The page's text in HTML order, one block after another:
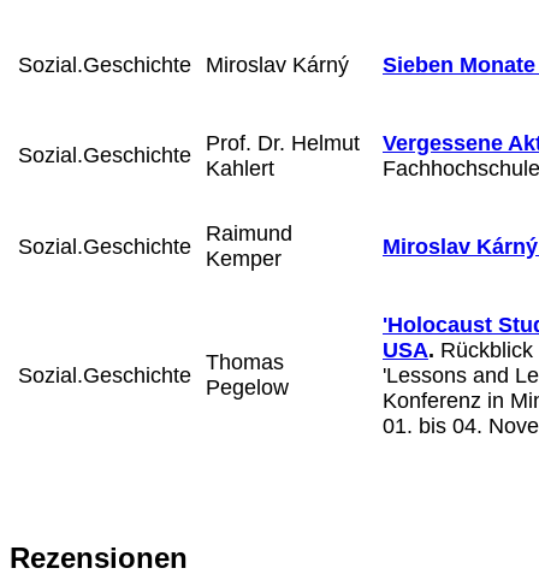
Sozial.Geschichte Miroslav Kárný Sieben
Sozial.Geschichte
Prof. Dr. Helmut
Kahlert
Vergessene
Sozial.Geschichte
Raimund
Kemper
Miroslav Kárný
Sozial.Geschichte
Thomas
Pegelow
'Holocaust
USA.
'Lessons and
Konferenz in
01. bis 04.
Rezensionen